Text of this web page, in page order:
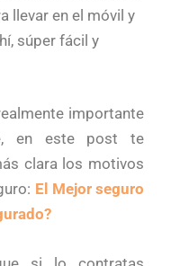
llevar en el móvil y
súper fácil y
importante
en este post te
clara los motivos
El Mejor seguro